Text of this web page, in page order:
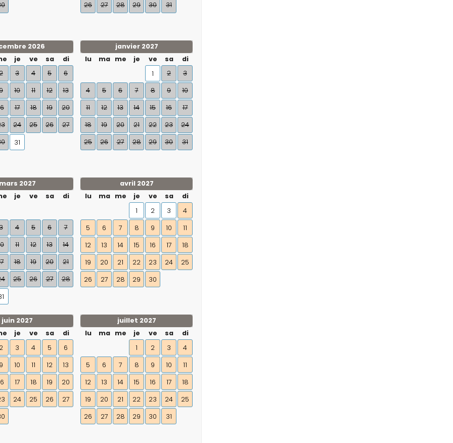
26
27 28 29 30 31
2026
je ve sa
di
3 4 5
6
10 11 12
13
17 18 19
20
24 25 26
27
31
janvier 2027
lu
ma me je ve sa
di
1
2
3
4
5 6 7 8 9
10
11
12 13 14 15 16
17
18
19 20 21 22 23
24
25
26 27 28 29 30 31
mars 2027
je ve sa di
4 5 6
7
11 12 13
14
18 19 20
21
25 26 27
28
avril 2027
lu
ma me je ve sa
di
1
2 3
4
5
6 7 8 9 10
11
12
13 14 15 16 17
18
19
20 21 22 23 24
25
26
27 28 29 30
juin 2027
je ve sa
di
2 3 4 5
6
9 10 11 12
13
17 18 19
20
24 25 26
27
juillet 2027
lu
ma me je ve sa
di
1
2 3
4
5
6 7 8 9 10
11
12
13 14 15 16 17
18
19
20 21 22 23 24
25
26
27 28 29 30 31